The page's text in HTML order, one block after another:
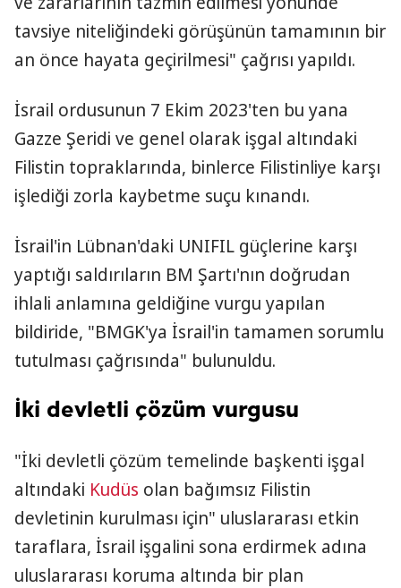
tavsiye niteliğindeki görüşünün tamamının bir
an önce hayata geçirilmesi" çağrısı yapıldı.
İsrail ordusunun 7 Ekim 2023'ten bu yana
Gazze Şeridi ve genel olarak işgal altındaki
Filistin topraklarında, binlerce Filistinliye karşı
işlediği zorla kaybetme suçu kınandı.
İsrail'in Lübnan'daki UNIFIL güçlerine karşı
yaptığı saldırıların BM Şartı'nın doğrudan
ihlali anlamına geldiğine vurgu yapılan
bildiride, "BMGK'ya İsrail'in tamamen sorumlu
tutulması çağrısında" bulunuldu.
İki devletli çözüm vurgusu
"İki devletli çözüm temelinde başkenti işgal
altındaki Kudüs olan bağımsız Filistin
devletinin kurulması için" uluslararası etkin
taraflara, İsrail işgalini sona erdirmek adına
uluslararası koruma altında bir plan